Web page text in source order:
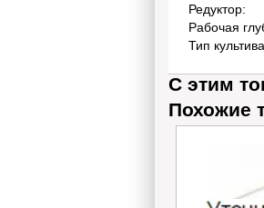
Редуктор:
Рабочая
Тип
С этим
Похожие